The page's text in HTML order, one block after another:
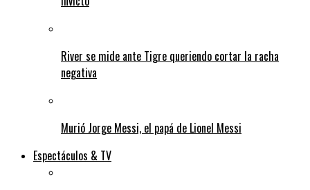
River se mide ante Tigre queriendo cortar la racha
negativa
Murió Jorge Messi, el papá de Lionel Messi
Espectáculos & TV